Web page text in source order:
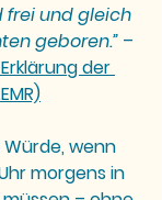
frei und gleich
geboren.” –
der
wenn
morgens in